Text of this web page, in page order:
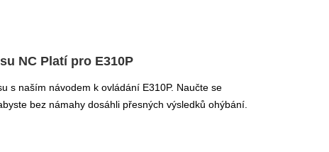
NC Platí pro E310P
s naším návodem k ovládání E310P. Naučte se
bez námahy dosáhli přesných výsledků ohýbání.